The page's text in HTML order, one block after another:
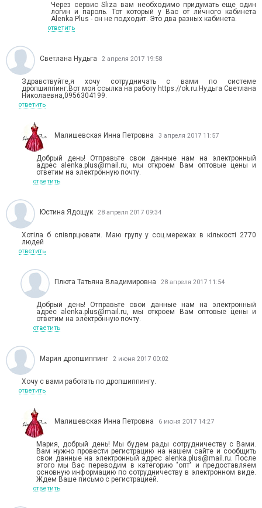
Через сервис Sliza вам необходимо придумать еще один
логин и пароль. Тот который у Вас от личного кабинета
Alenka Plus - он не подходит. Это два разных кабинета.
ответить
Светлана Нудьга 2 апреля 2017 19:58
Здравствуйте,я хочу сотрудничать с вами по системе
дропшиппинг.Вот моя ссылка на работу https://ok.ru.Нудьга Светлана
Николаевна,0956304199.
ответить
Малишевская Инна Петровна 3 апреля 2017 11:57
Добрый день! Отправьте свои данные нам на электронный
адрес alenka.plus@mail.ru, мы откроем Вам оптовые цены и
ответим на электронную почту.
ответить
Юстина Ядощук 28 апреля 2017 09:34
Хотіла б співпрцювати. Маю групу у соц.мережах в кількості 2770
людей
ответить
Плюта Татьяна Владимировна 28 апреля 2017 11:54
Добрый день! Отправьте свои данные нам на электронный
адрес alenka.plus@mail.ru, мы откроем Вам оптовые цены и
ответим на электронную почту.
ответить
Мария дропшиппинг 2 июня 2017 00:02
Хочу с вами работать по дропшиппингу.
ответить
Малишевская Инна Петровна 6 июня 2017 14:27
Мария, добрый день! Мы будем рады сотрудничеству с Вами.
Вам нужно провести регистрацию на нашем сайте и сообщить
свои данные на электронный адрес alenka.plus@mail.ru. После
этого мы Вас переводим в категорию "опт" и предоставляем
основную информацию по сотрудничеству в электронном виде.
Ждем Ваше письмо с регистрацией.
ответить